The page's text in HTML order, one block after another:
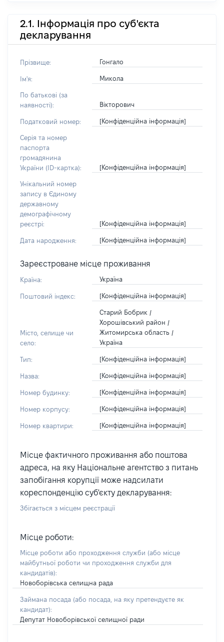
2.1. Інформація про суб'єкта
декларування
Прізвище: Гонгало
Ім'я: Микола
По батькові (за
наявності):
Вікторович
Податковий номер: [Конфіденційна інформація]
Серія та номер
паспорта
громадянина
України (ID-картка):
[Конфіденційна інформація]
Унікальний номер
запису в Єдиному
державному
демографічному
реєстрі:
[Конфіденційна інформація]
Дата народження: [Конфіденційна інформація]
Зареєстроване місце проживання
Країна: Україна
Поштовий індекс: [Конфіденційна інформація]
Місто, селище чи
село:
Старий Бобрик /
Хорошівський район /
Житомирська область /
Україна
Тип: [Конфіденційна інформація]
Назва: [Конфіденційна інформація]
Номер будинку: [Конфіденційна інформація]
Номер корпусу: [Конфіденційна інформація]
Номер квартири: [Конфіденційна інформація]
Місце фактичного проживання або поштова
адреса, на яку Національне агентство з питань
запобігання корупції може надсилати
кореспонденцію суб'єкту декларування:
Збігається з місцем реєстрації
Місце роботи:
Місце роботи або проходження служби (або місце
майбутньої роботи чи проходження служби для
кандидатів):
Новоборівська селищна рада
Займана посада (або посада, на яку претендуєте як
кандидат):
Депутат Новоборівської селищної ради